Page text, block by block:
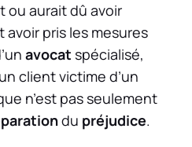
ou aurait dû avoir
avoir pris les mesures
avocat spécialisé,
client victime d’un
n’est pas seulement
du préjudice.